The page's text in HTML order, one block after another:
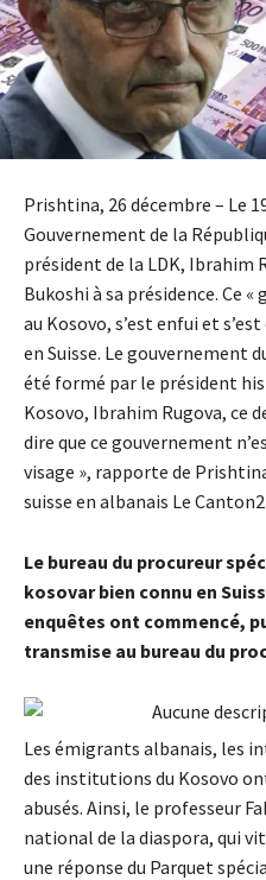
Prishtina, 26 décembre – Le
Gouvernement de la
président de la LDK, Ibrahim
Bukoshi à sa présidence. Ce
au Kosovo, s’est enfui et
en Suisse. Le gouvernement
été formé par le président
Kosovo, Ibrahim Rugova, ce
dire que ce gouvernement
visage », rapporte de
suisse en albanais Le
Le bureau du procureur
kosovar bien connu en
enquêtes ont commencé,
transmise au bureau du
Les émigrants albanais, les
des institutions du Kosovo
abusés. Ainsi, le professeur
national de la diaspora, qui
une réponse du Parquet